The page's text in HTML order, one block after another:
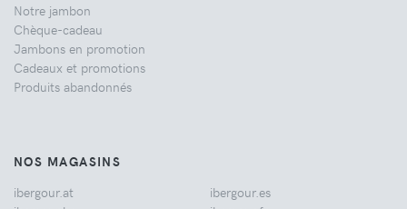
Notre jambon
Chèque-cadeau
Jambons en promotion
Cadeaux et promotions
Produits abandonnés
NOS MAGASINS
ibergour.at
ibergour.es